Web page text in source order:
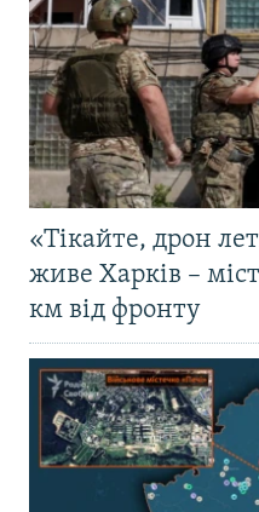
«Тікайте, дрон
живе Харків –
км від фронту